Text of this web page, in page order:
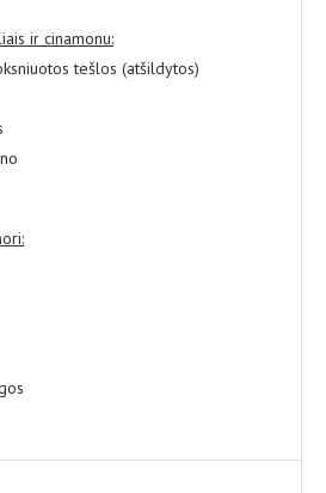
ir cinamonu:
tešlos (atšildytos)